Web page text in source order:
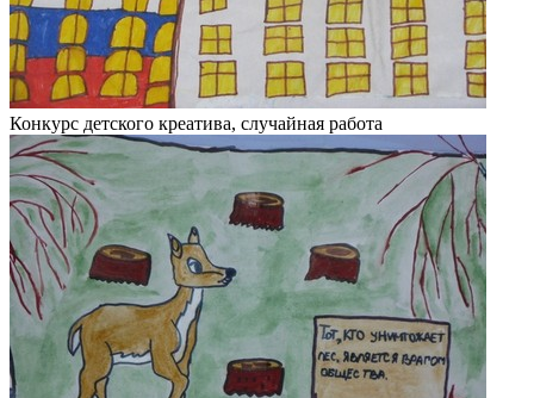
Конкурс детского креатива, случайная работа